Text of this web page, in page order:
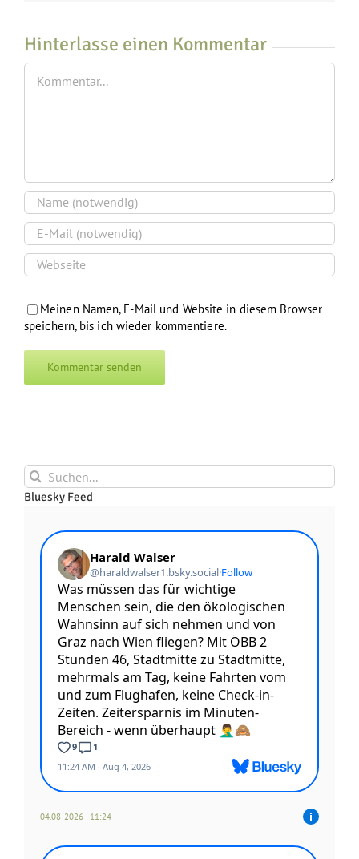
Hinterlasse einen Kommentar
Kommentar
Meinen Namen, E-Mail und Website in diesem Browser
speichern, bis ich wieder kommentiere.
Suche
nach:
Bluesky Feed
04.08 2026 - 11:24